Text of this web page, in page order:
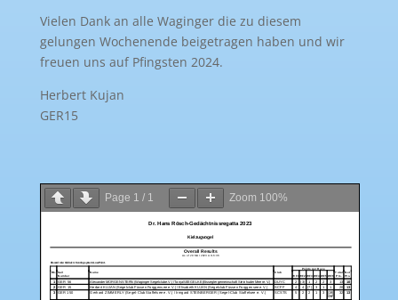
Vielen Dank an alle Waginger die zu diesem
gelungen Wochenende beigetragen haben und wir
freuen uns auf Pfingsten 2024.
Herbert Kujan
GER15
Page 1 / 1 Zoom 100%